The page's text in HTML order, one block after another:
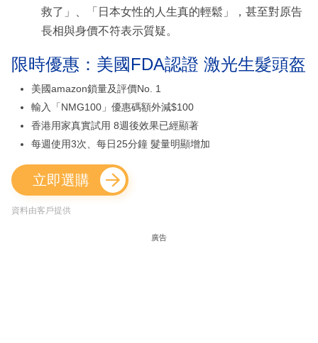
救了」、「日本女性的人生真的輕鬆」，甚至對原告
長相與身價不符表示質疑。
限時優惠：美國FDA認證 激光生髮頭盔
美國amazon鎖量及評價No. 1
輸入「NMG100」優惠碼額外減$100
香港用家真實試用 8週後效果已經顯著
每週使用3次、每日25分鐘 髮量明顯增加
立即選購
資料由客戶提供
廣告